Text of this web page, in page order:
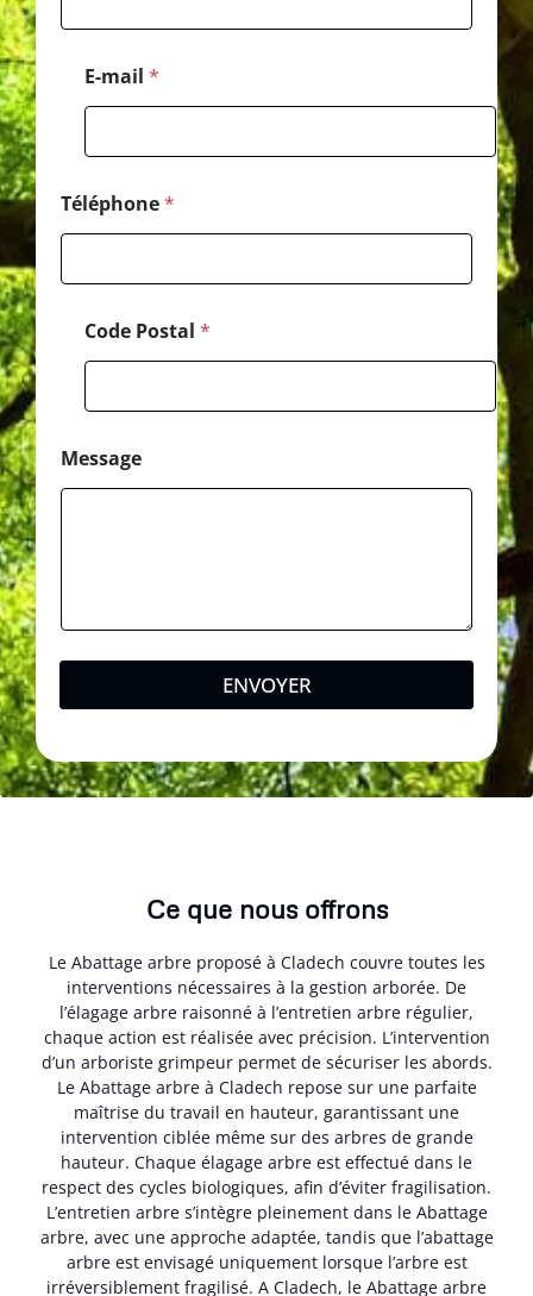
s
a
E-mail *
Téléphone*
Code Postal *
Message
ENVOYER
Ce que nous offrons
Le Abattage arbre proposé à Cladech couvre toutes les
interventions nécessaires à la gestion arborée. De
l’élagage arbre raisonné à l’entretien arbre régulier,
chaque action est réalisée avec précision. L’intervention
d’un arboriste grimpeur permet de sécuriser les abords.
Le Abattage arbre à Cladech repose sur une parfaite
maîtrise du travail en hauteur, garantissant une
intervention ciblée même sur des arbres de grande
hauteur. Chaque élagage arbre est effectué dans le
respect des cycles biologiques, afin d’éviter fragilisation.
L’entretien arbre s’intègre pleinement dans le Abattage
arbre, avec une approche adaptée, tandis que l’abattage
arbre est envisagé uniquement lorsque l’arbre est
irréversible­ment fragilisé. A Cladech, le Abattage arbre